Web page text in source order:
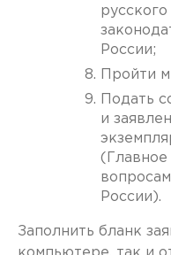
русского
России;
Пройти
Подать
и
(Главное
России).
Заполнить бланк